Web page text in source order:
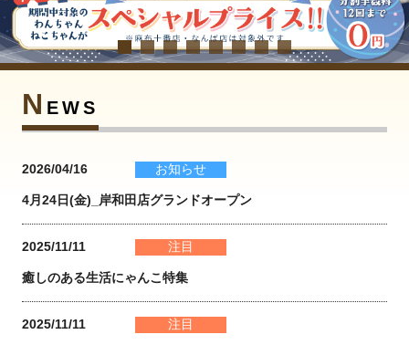
//-->
N EWS
2026/04/16 お知らせ
4月24日(金)_岸和田店グランドオープン
2025/11/11 注目
癒しのある生活にゃんこ特集
2025/11/11 注目